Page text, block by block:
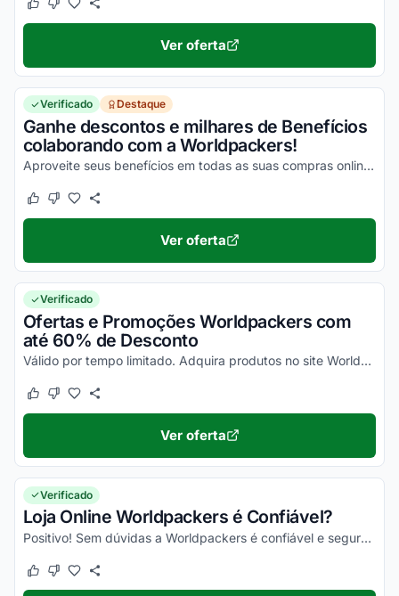
Este cupom funcionou
Este cupom não funcionou
Ver oferta
Verificado Destaque
Ganhe descontos e milhares de Benefícios
colaborando com a Worldpackers!
Aproveite seus benefícios em todas as suas compras online ainda hoje e economize com facilidade!
Este cupom funcionou
Este cupom não funcionou
Ver oferta
Verificado
Ofertas e Promoções Worldpackers com
até 60% de Desconto
Válido por tempo limitado. Adquira produtos no site Worldpackers para economizar muito!
Este cupom funcionou
Este cupom não funcionou
Ver oferta
Verificado
Loja Online Worldpackers é Confiável?
Positivo! Sem dúvidas a Worldpackers é confiável e segura para compras online. Basta conferir no Reclame Aqui Worldpackers, ler as respostas da empresa e aprovação dos clientes que...
Este cupom funcionou
Este cupom não funcionou